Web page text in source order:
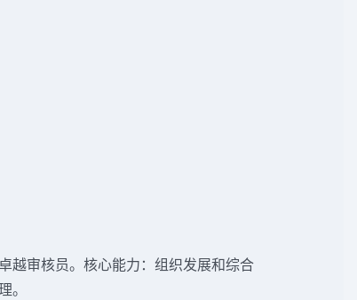
越审核员。核心能力：组织发展和综合
。